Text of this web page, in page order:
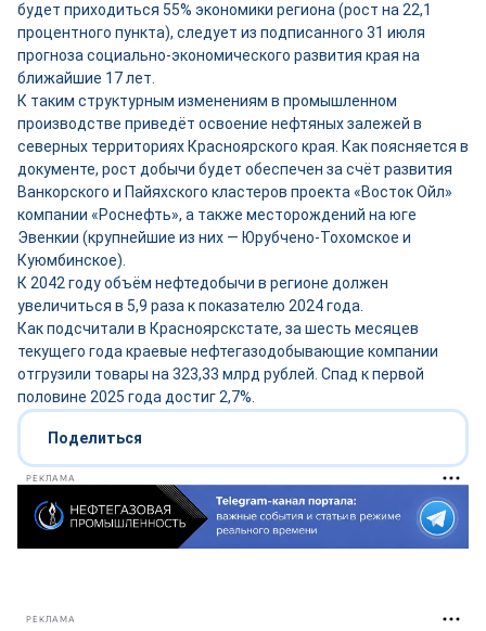
будет приходиться 55% экономики региона (рост на 22,1
процентного пункта), следует из подписанного 31 июля
прогноза социально-экономического развития края на
ближайшие 17 лет.
К таким структурным изменениям в промышленном
производстве приведёт освоение нефтяных залежей в
северных территориях Красноярского края. Как поясняется в
документе, рост добычи будет обеспечен за счёт развития
Ванкорского и Пайяхского кластеров проекта «Восток Ойл»
компании «Роснефть», а также месторождений на юге
Эвенкии (крупнейшие из них — Юрубчено-Тохомское и
Куюмбинское).
К 2042 году объём нефтедобычи в регионе должен
увеличиться в 5,9 раза к показателю 2024 года.
Как подсчитали в Красноярскстате, за шесть месяцев
текущего года краевые нефтегазодобывающие компании
отгрузили товары на 323,33 млрд рублей. Спад к первой
половине 2025 года достиг 2,7%.
Поделиться
РЕКЛАМА
РЕКЛАМА